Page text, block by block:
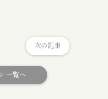
一覧へ
次の記事